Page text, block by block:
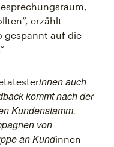
erzählt
gespannt auf die
innen auch
kommt nach der
Kundenstamm.
von
an Kundinnen